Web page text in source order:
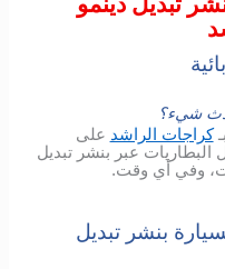
شيء؟
كراجات الراشد على
البطاريات عبر بنشر تبديل
وفي أي وقت.
بنشر تبديل